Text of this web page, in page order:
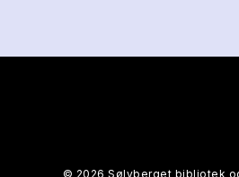
© 2026 Sølvberget bibliotek